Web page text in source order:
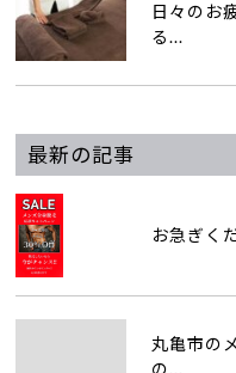
日々のお
る...
最新の記事
お急ぎく
丸亀市の